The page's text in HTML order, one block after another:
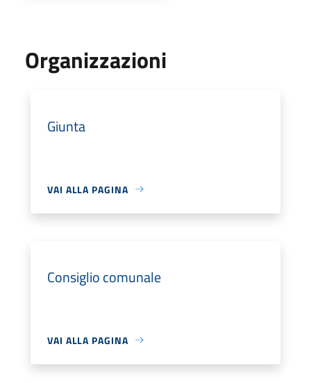
Organizzazioni
Giunta
VAI ALLA PAGINA
Consiglio comunale
VAI ALLA PAGINA